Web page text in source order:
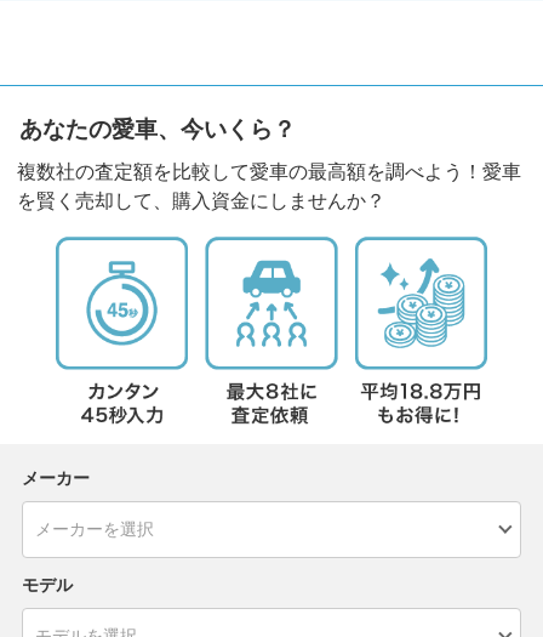
あなたの愛車、今いくら？
複数社の査定額を比較して愛車の最高額を調べよう！愛車
を賢く売却して、購入資金にしませんか？
メーカー
モデル